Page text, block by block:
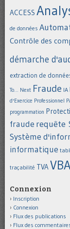
ACCESS
de données
Contrôle des
démarche
extraction de
To... Next Fraude IA
d'Exercice Professionnel
programmation
fraude requête
Système
informatique
traçabilité TVA
Connexion
Inscription
Connexion
Flux des publications
Flux des